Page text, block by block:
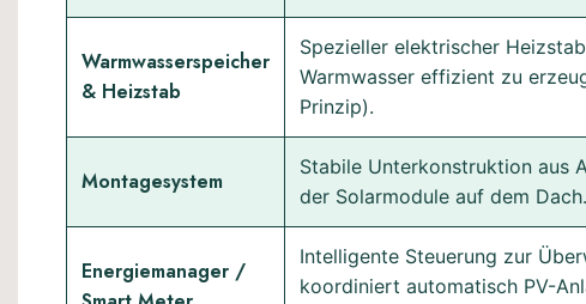
Warmwasserspeicher
& Heizstab
Spezieller elektrischer
Warmwasser effizient zu
Prinzip).
Montagesystem
Stabile Unterkonstruktion aus
der Solarmodule auf dem Dach.
Energiemanager /
Intelligente Steuerung zur
koordiniert automatisch PV-